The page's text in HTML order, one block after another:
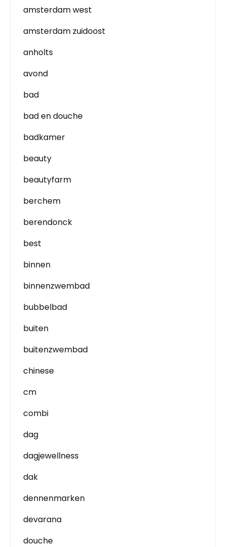
amsterdam west
amsterdam zuidoost
anholts
avond
bad
bad en douche
badkamer
beauty
beautyfarm
berchem
berendonck
best
binnen
binnenzwembad
bubbelbad
buiten
buitenzwembad
chinese
cm
combi
dag
dagjewellness
dak
dennenmarken
devarana
douche